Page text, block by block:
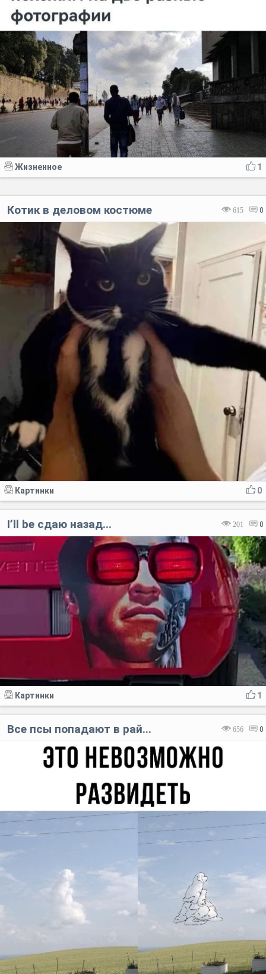
1
Жизненное
615 0
Котик в деловом костюме
0
Картинки
201 0
I’ll be сдаю назад...
1
Картинки
656 0
Все псы попадают в рай...